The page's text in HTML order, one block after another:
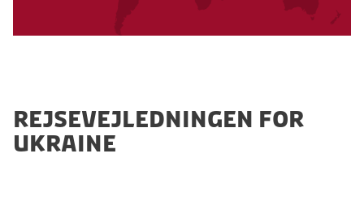
Contact information can be found on this
Find Danish embassies and consulates
Rejsevejledningen for
Ukraine